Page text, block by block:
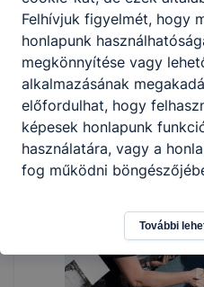
Felhívjuk figyelmét, hogy
honlapunk
megkönnyítése vagy
alkalmazásának
előfordulhat, hogy
képesek honlapunk
használatára, vagy a
fog működni
További